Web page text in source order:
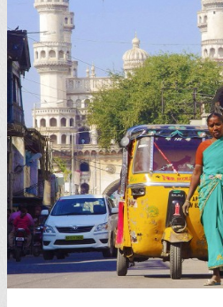
relativ,
von
Manu
Joseph
(2010,
engl.
Serious
Men)
–
7
Sterne